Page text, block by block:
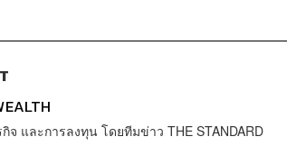
จ และการลงทุน โดยทีมข่าว THE STANDARD